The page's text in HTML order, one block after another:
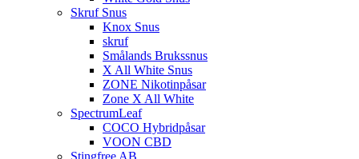
Skruf Snus
Knox Snus
skruf
Smålands Brukssnus
X All White Snus
ZONE Nikotinpåsar
Zone X All White
SpectrumLeaf
COCO Hybridpåsar
VOON CBD
Stingfree AB